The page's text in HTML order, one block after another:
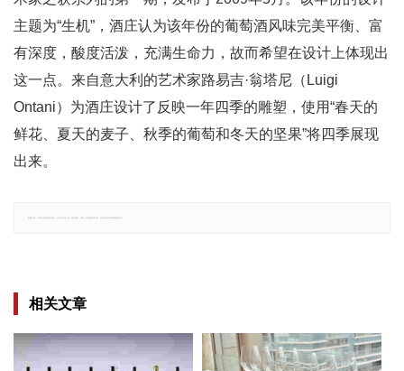
主题为“生机”，酒庄认为该年份的葡萄酒风味完美平衡、富
有深度，酸度活泼，充满生命力，故而希望在设计上体现出
这一点。来自意大利的艺术家路易吉·翁塔尼（Luigi
Ontani）为酒庄设计了反映一年四季的雕塑，使用“春天的
鲜花、夏天的麦子、秋季的葡萄和冬天的坚果”将四季展现
出来。
相关文章